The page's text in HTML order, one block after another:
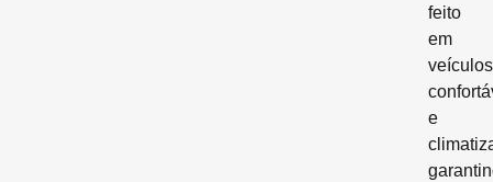
feito
em
veículos
e